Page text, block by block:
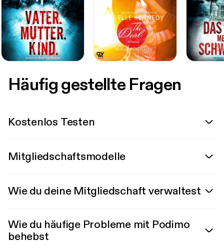
Häufig gestellte Fragen
Kostenlos Testen
Mitgliedschaftsmodelle
Wie du deine Mitgliedschaft verwaltest
Wie du häufige Probleme mit Podimo
behebst